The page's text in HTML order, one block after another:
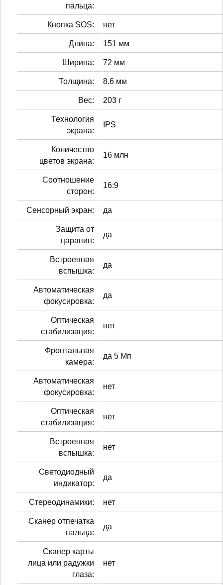
пальца:
Кнопка SOS: нет
Длина: 151 мм
Ширина: 72 мм
Толщина: 8.6 мм
Вес: 203 г
Технология
экрана:
IPS
Количество
цветов экрана:
16 млн
Соотношение
сторон:
16:9
Сенсорный экран: да
Защита от
царапин:
да
Встроенная
вспышка:
да
Автоматическая
фокусировка:
да
Оптическая
стабилизация:
нет
Фронтальная
камера:
да 5 Мп
Автоматическая
фокусировка:
нет
Оптическая
стабилизация:
нет
Встроенная
вспышка:
нет
Светодиодный
индикатор:
да
Стереодинамики: нет
Сканер отпечатка
пальца:
да
Сканер карты
лица или радужки
глаза:
нет